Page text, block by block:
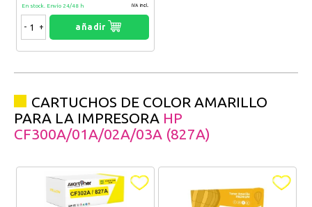
IVA Incl.
En stock. Envío 24/48 h
- + añadir
CARTUCHOS DE COLOR AMARILLO
PARA LA IMPRESORA HP
CF300A/01A/02A/03A (827A)